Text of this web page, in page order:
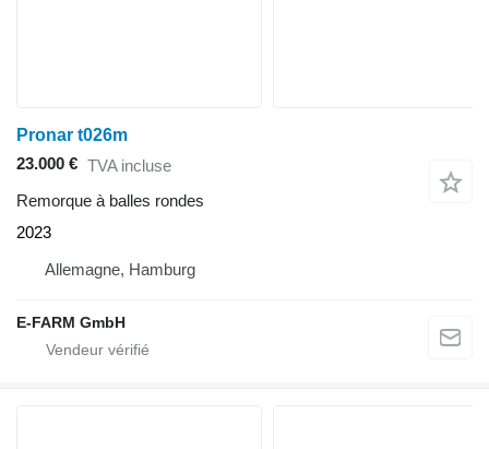
Pronar t026m
23.000 € TVA incluse
Remorque à balles rondes
2023
Allemagne, Hamburg
E-FARM GmbH